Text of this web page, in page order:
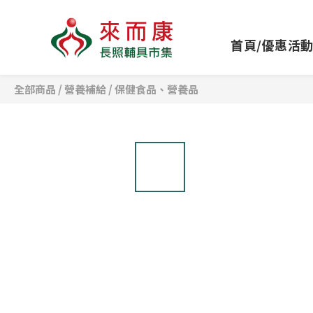
首頁/優惠活動
全部商品 /營養補給/保健食品、營養品